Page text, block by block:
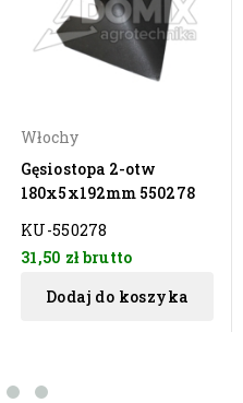
Włochy
Gęsiostopa 2-otw
180x5x192mm 550278
KU-550278
31,50 złbrutto
Dodaj do koszyka